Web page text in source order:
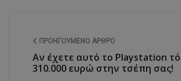
ΠΡΟΗΓΟΎΜΕΝΟ ΆΡΘΡΟ
Αν έχετε αυτό το Playstation
310.000 ευρώ στην τσέπη σας!